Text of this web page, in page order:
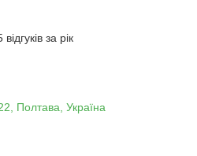
за рік
Полтава, Україна